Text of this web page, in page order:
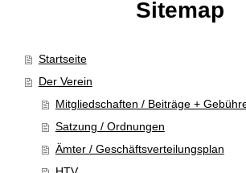
Sitemap
Startseite
Der Verein
Mitgliedschaften / Beiträge +
Satzung / Ordnungen
Ämter / Geschäftsverteilungsplan